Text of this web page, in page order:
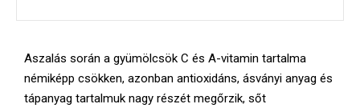
Aszalás során a gyümölcsök C és A-vitamin tartalma
némiképp csökken, azonban antioxidáns, ásványi anyag és
tápanyag tartalmuk nagy részét megőrzik, sőt